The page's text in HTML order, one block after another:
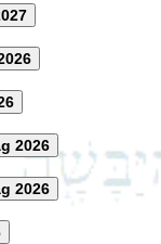
2026
2026